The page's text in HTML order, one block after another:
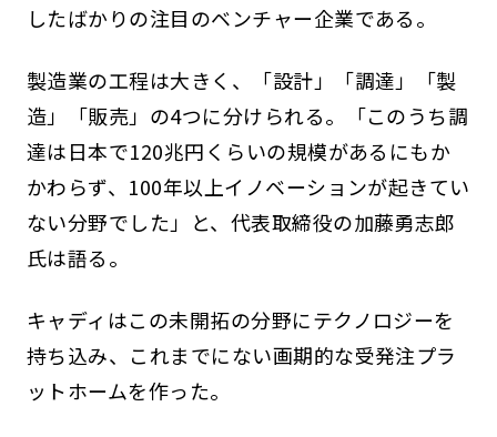
したばかりの注目のベンチャー企業である。
製造業の工程は大きく、「設計」「調達」「製
造」「販売」の4つに分けられる。「このうち調
達は日本で120兆円くらいの規模があるにもか
かわらず、100年以上イノベーションが起きてい
ない分野でした」と、代表取締役の加藤勇志郎
氏は語る。
キャディはこの未開拓の分野にテクノロジーを
持ち込み、これまでにない画期的な受発注プラ
ットホームを作った。